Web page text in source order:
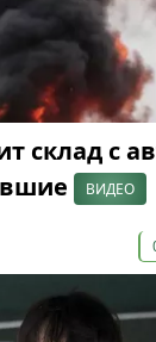
склад с
ВИДЕО